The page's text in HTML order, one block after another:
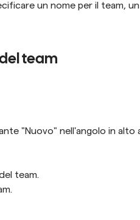
un nome per il team,
team
"Nuovo" nell'angolo in alto
team.